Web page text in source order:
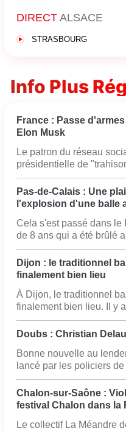
DIRECT ALSACE
STRASBOURG
Info Plus
France : Passe
Elon Musk
Le patron du réseau
présidentielle de
Pas-de-Calais : Une
l'explosion d'une balle
Cela s'est passé dans le
de 8 ans qui a été brûlé
Dijon : le traditionnel
finalement bien lieu
À Dijon, le traditionnel
finalement bien lieu. Il y
Doubs : Christian
Bonne nouvelle au
lancé par les policiers
Chalon-sur-Saône :
festival Chalon dans la
Le collectif La Méandre